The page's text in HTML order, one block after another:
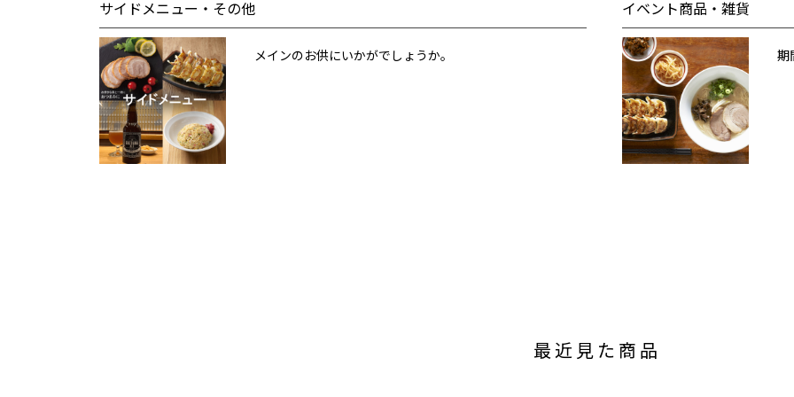
サイドメニュー・その他
メインのお供にいかがでしょうか。
イベント商品・雑貨
期
最近見た商品